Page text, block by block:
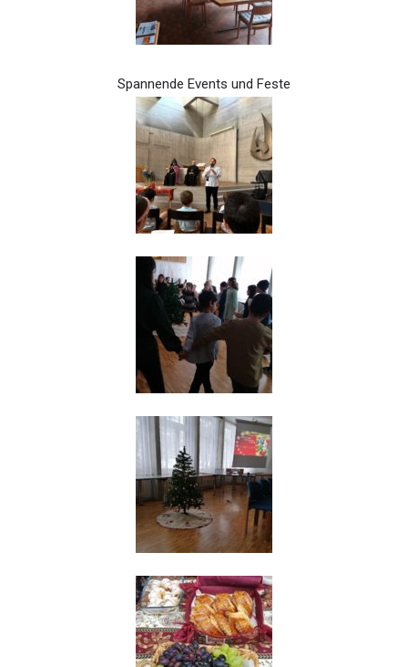
Spannende Events und Feste